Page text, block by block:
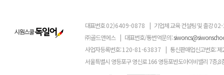
대표번호02)6409-0878 | 기업체 교육 컨설팅 및 출강
㈜골드앤에스 | 대표번호/통번역문의:
사업자등록번호:120-81-63837 | 통신판매업신고번호: 제
서울특별시 영등포구 영신로 166 영등포반도아이비밸리 7층,8